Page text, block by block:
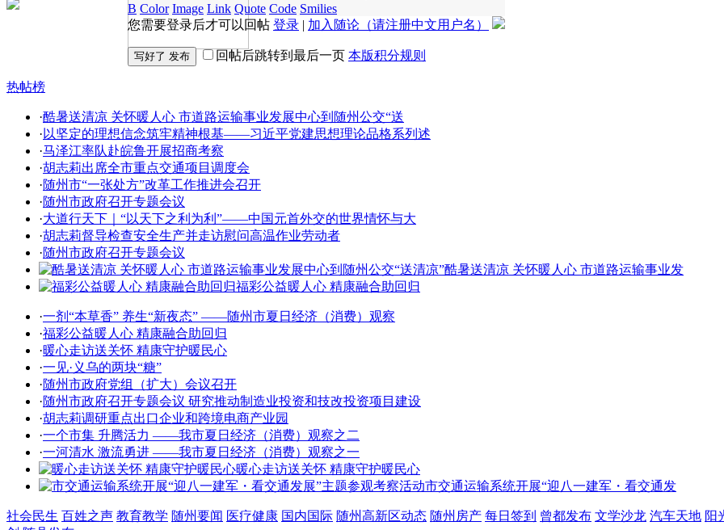
B Color Image Link Quote Code Smilies
您需要登录后才可以回帖 登录 | 加入随论（请注册中文用户名）
回帖后跳转到最后一页 本版积分规则
热帖榜
·酷暑送清凉 关怀暖人心 市道路运输事业发展中心到随州公交“送
· 以坚定的理想信念筑牢精神根基——习近平党建思想理论品格系列述
·马泽江率队赴皖鲁开展招商考察
·胡志莉出席全市重点交通项目调度会
·随州市“一张处方”改革工作推进会召开
·随州市政府召开专题会议
·大道行天下｜“以天下之利为利”——中国元首外交的世界情怀与大
·胡志莉督导检查安全生产并走访慰问高温作业劳动者
·随州市政府召开专题会议
酷暑送清凉 关怀暖人心 市道路运输事业发
福彩公益暖人心 精康融合助回归
·一剂“本草香” 养生“新夜态” ——随州市夏日经济（消费）观察
·福彩公益暖人心 精康融合助回归
·暖心走访送关怀 精康守护暖民心
·一见·义乌的两块“糖”
·随州市政府党组（扩大）会议召开
·随州市政府召开专题会议 研究推动制造业投资和技改投资项目建设
·胡志莉调研重点出口企业和跨境电商产业园
·一个市集 升腾活力 ——我市夏日经济（消费）观察之二
·一河清水 激流勇进 ——我市夏日经济（消费）观察之一
暖心走访送关怀 精康守护暖民心
市交通运输系统开展“迎八一建军・看交通发
社会民生 百姓之声 教育教学 随州要闻 医疗健康 国内国际 随州高新区动态 随州房产 每日签到 曾都发布 文学沙龙 汽车天地 阳